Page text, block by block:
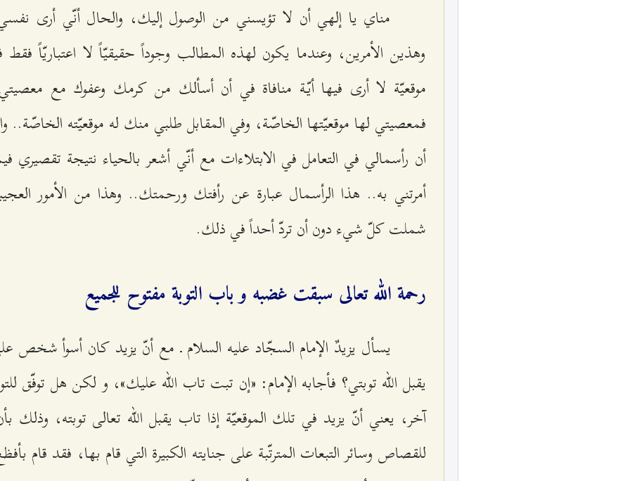
مناي يا إلهي أن لا تؤيسني من الوصول إليك، والحال أنّي أرى
وهذين الأمرين، وعندما يكون لهذه المطالب وجوداً حقيقيّاً لا اعتباريّاً
موقعيّة لا أرى فيها أيّة منافاة في أن أسألك من كرمك وعفوك مع
فمعصيتي لها موقعيّتها الخاصّة، وفي المقابل طلبي منك له موقعيّته الخاصّة..
أن رأسمالي في التعامل في الابتلاءات مع أنّي أشعر بالحياء نتيجة تقصيري
أمرتني به.. هذا الرأسمال عبارة عن رأفتك ورحمتك.. وهذا من الأمور
شملت كلّ شيء دون أن تردّ أحداً في ذلك.
رحمة الله تعالى سبقت غضبه و باب التوبة مفتوح للجميع
يسأل يزيدٌ الإمام السجّاد عليه السلام ـ مع أنّ يزيد كان أسوأ
يقبل الله توبتي؟ فأجابه الإمام: «إن تبت تاب الله عليك»، و لكن هل توفّق
آخر، يعني أنّ يزيد في تلك الموقعيّة إذا تاب يقبل الله تعالى توبته، وذلك
للقصاص وسائر التبعات المترتّبة على جنايته الكبيرة التي قام بها، فقد قام